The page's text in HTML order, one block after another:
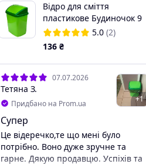
Відро для сміття
пластикове Будиночок 9
літрів зелене 26.5*20*32.5
см GR-02036 (Горизонт)
5.0 (2)
136 ₴
07.07.2026
Тетяна З.
Придбано на Prom.ua +1
Супер
Це відеречко,те що мені було
потрібно. Воно дуже зручне та
гарне. Дякую продавцю. Успіхів та